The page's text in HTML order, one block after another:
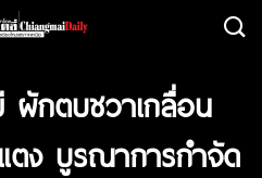
ผักตบชวาเกลื่อน
ตง บูรณาการกำจัด